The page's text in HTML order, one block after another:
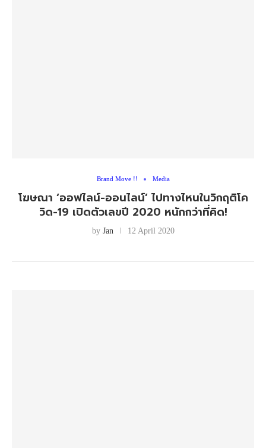
Brand Move !! Media
โฆษณา ‘ออฟไลน์-ออนไลน์’ ไปทางไหนในวิกฤติโค
วิด-19 เปิดตัวเลขปี 2020 หนักกว่าที่คิด!
by Jan 12 April 2020